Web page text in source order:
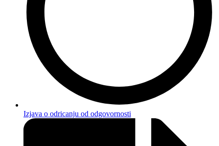
Izjava o odricanju od odgovornosti